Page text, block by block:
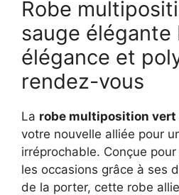
Robe
sauge élégante
élégance et
rendez-vous
La robe multiposition vert
votre nouvelle alliée pour
irréprochable. Conçue
les occasions grâce à ses
de la porter, cette robe